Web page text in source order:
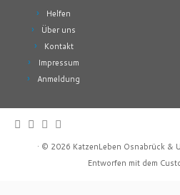
Helfen
Über uns
Kontakt
Impressum
Anmeldung
· © 2026 KatzenLeben Osnabrück &
Entworfen mit dem